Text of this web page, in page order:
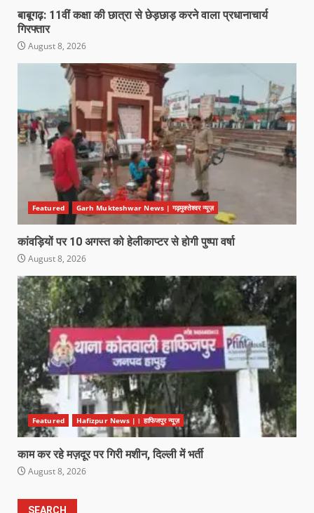
बाबूगढ़: 11वीं कक्षा की छात्रा से छेड़छाड़ करने वाला प्रधानाचार्य
गिरफ्तार
August 8, 2026
Featured Garh Mukteshwar News | गढ़मुक्तेश्वर न्यूज़
कांवड़ियों पर 10 अगस्त को हेलीकाप्टर से होगी पुष्पा वर्षा
August 8, 2026
Featured Hafizpur News |। हाफिजपुर न्यूज़
काम कर रहे मज़दूर पर गिरी मशीन, दिल्ली में भर्ती
August 8, 2026
SEARCH